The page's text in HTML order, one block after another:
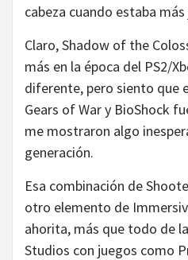
cabeza cuando estaba
Claro, Shadow of the
más en la época del PS2/
diferente, pero siento que
Gears of War y BioShock
me mostraron algo
generación.
Esa combinación de
otro elemento de
ahorita, más que todo de
Studios con juegos como